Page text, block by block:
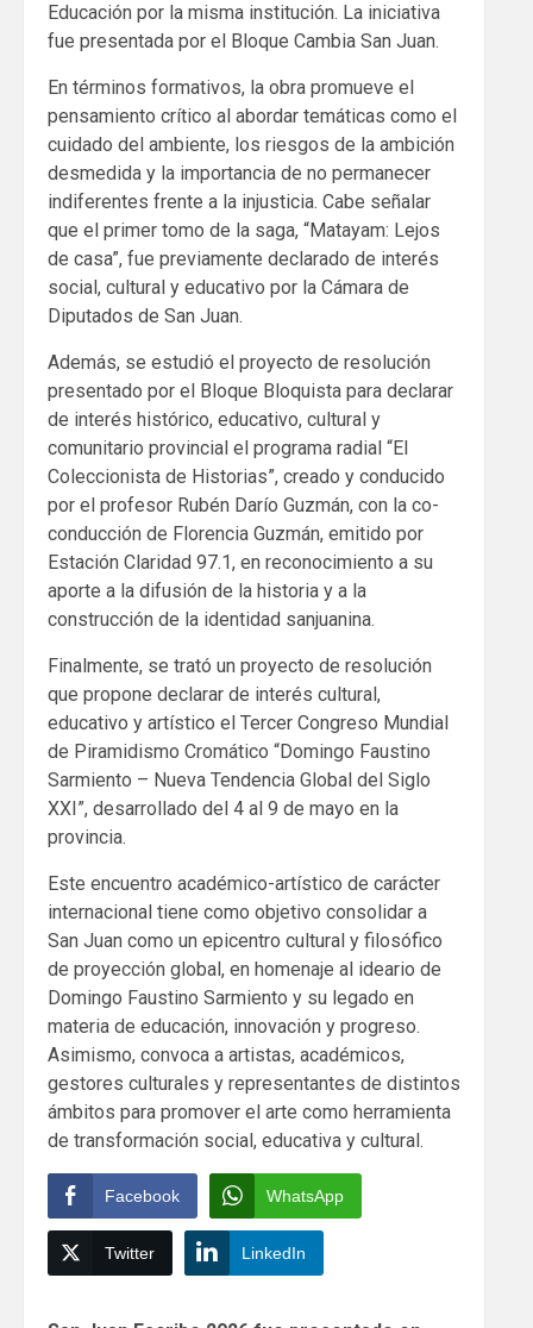
Educación por la misma institución. La iniciativa
fue presentada por el Bloque Cambia San Juan.
En términos formativos, la obra promueve el
pensamiento crítico al abordar temáticas como el
cuidado del ambiente, los riesgos de la ambición
desmedida y la importancia de no permanecer
indiferentes frente a la injusticia. Cabe señalar
que el primer tomo de la saga, “Matayam: Lejos
de casa”, fue previamente declarado de interés
social, cultural y educativo por la Cámara de
Diputados de San Juan.
Además, se estudió el proyecto de resolución
presentado por el Bloque Bloquista para declarar
de interés histórico, educativo, cultural y
comunitario provincial el programa radial “El
Coleccionista de Historias”, creado y conducido
por el profesor Rubén Darío Guzmán, con la co-
conducción de Florencia Guzmán, emitido por
Estación Claridad 97.1, en reconocimiento a su
aporte a la difusión de la historia y a la
construcción de la identidad sanjuanina.
Finalmente, se trató un proyecto de resolución
que propone declarar de interés cultural,
educativo y artístico el Tercer Congreso Mundial
de Piramidismo Cromático “Domingo Faustino
Sarmiento – Nueva Tendencia Global del Siglo
XXI”, desarrollado del 4 al 9 de mayo en la
provincia.
Este encuentro académico-artístico de carácter
internacional tiene como objetivo consolidar a
San Juan como un epicentro cultural y filosófico
de proyección global, en homenaje al ideario de
Domingo Faustino Sarmiento y su legado en
materia de educación, innovación y progreso.
Asimismo, convoca a artistas, académicos,
gestores culturales y representantes de distintos
ámbitos para promover el arte como herramienta
de transformación social, educativa y cultural.
Facebook WhatsApp
Twitter LinkedIn